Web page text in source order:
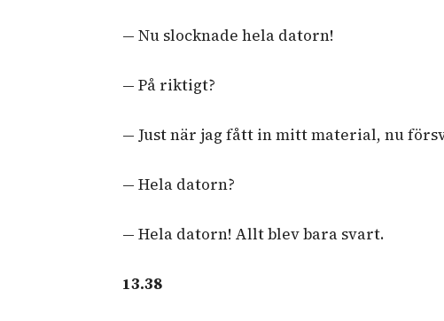
— Nu slocknade hela datorn!
— På riktigt?
— Just när jag fått in mitt material, nu
— Hela datorn?
— Hela datorn! Allt blev bara svart.
13.38